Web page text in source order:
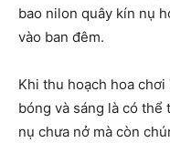
bao nilon quây kín nụ
vào ban đêm.
Khi thu hoạch hoa
bóng và sáng là có thể
nụ chưa nở mà còn